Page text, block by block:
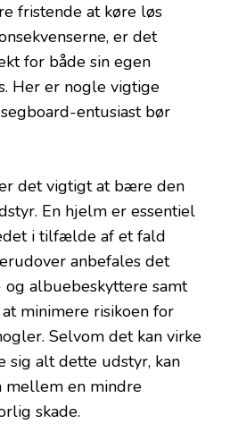
fristende at køre løs
er det
for både sin egen
Her er nogle vigtige
entusiast bør
det vigtigt at bære den
En hjelm er essentiel
i tilfælde af et fald
anbefales det
albuebeskyttere samt
minimere risikoen for
Selvom det kan virke
sig alt dette udstyr, kan
en mindre
skade.